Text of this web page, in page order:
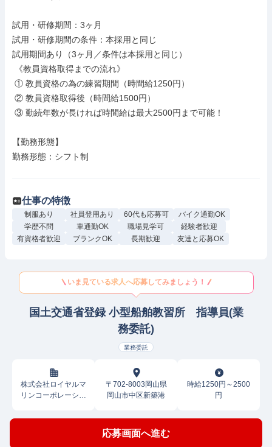
試用・研修期間：3ヶ月
試用・研修期間の条件：本採用と同じ
試用期間あり（3ヶ月／条件は本採用と同じ）
【勤務形態】
勤務形態：シフト制
仕事の特徴
制服あり 社員登用あり 60代も応募可
バイク通勤OK
学歴不問
車通勤OK 職場見学可
経験者歓迎
有資格者歓迎
ブランクOK 長期歓迎 友達と応募OK
いま見ている求人へ応募してみましょう！
国土交通省登録 小型船舶教習所 指導員(業
務委託)
業務委託
株式会社ロイヤルマ
リンコーポレーショ
〒702-8003岡山県
岡山市中区新築港
時給1250円～2500
円
応募画面へ進む